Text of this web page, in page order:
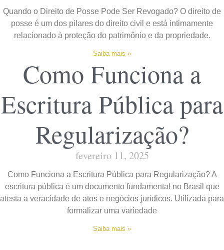
Quando o Direito de Posse Pode Ser Revogado? O direito de
posse é um dos pilares do direito civil e está intimamente
relacionado à proteção do patrimônio e da propriedade.
Saiba mais »
Como Funciona a
Escritura Pública para
Regularização?
fevereiro 11, 2025
Como Funciona a Escritura Pública para Regularização? A
escritura pública é um documento fundamental no Brasil que
atesta a veracidade de atos e negócios jurídicos. Utilizada para
formalizar uma variedade
Saiba mais »